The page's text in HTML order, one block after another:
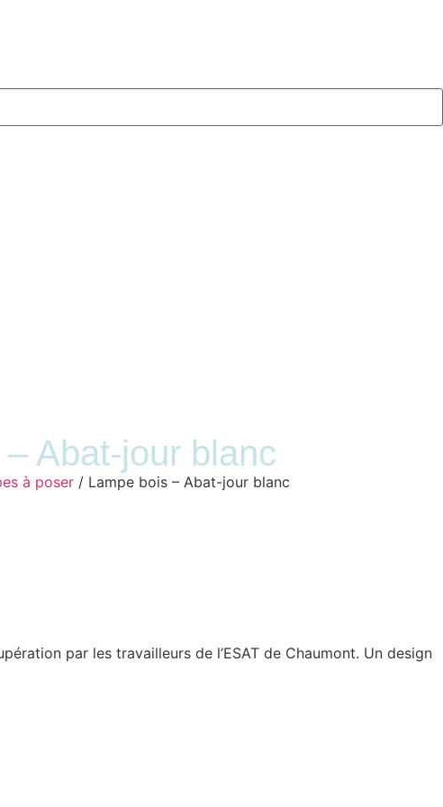
Abat-jour blanc
à poser / Lampe bois – Abat-jour blanc
par les travailleurs de l’ESAT de Chaumont. Un design